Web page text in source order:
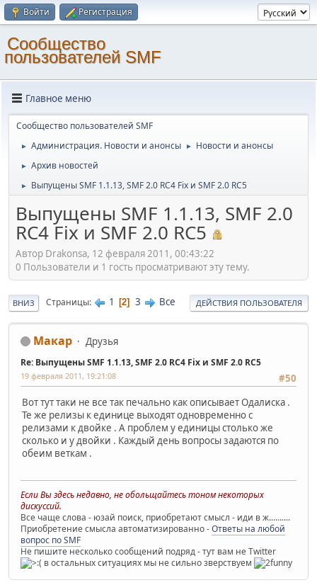
Войти Регистрация
Cообщество
пользователей SMF
Главное меню
Cообщество пользователей SMF
► Администрация. Новости и анонсы ► Новости и анонсы
► Архив новостей
► Выпущены SMF 1.1.13, SMF 2.0 RC4 Fix и SMF 2.0 RC5
Выпущены SMF 1.1.13, SMF 2.0
RC4 Fix и SMF 2.0 RC5
Автор Drakonsa, 12 февраля 2011, 00:43:22
0 Пользователи и 1 гость просматривают эту тему.
ВНИЗ Страницы 1 2 3 Все ДЕЙСТВИЯ ПОЛЬЗОВАТЕЛЯ
Макар Друзья
Re: Выпущены SMF 1.1.13, SMF 2.0 RC4 Fix и SMF 2.0 RC5
#50
19 февраля 2011, 19:21:08
Вот тут таки не все так печально как описывает Одалиска .
Те же релизы к единице выходят одновременно с
релизами к двойке . А проблем у единицы столько же
сколько и у двойки . Каждый день вопросы задаются по
обеим веткам .
Если Вы здесь недавно, не обольщайтесь тоном некоторых
дискуссий.
Все чаще слова - юзай поиск, приобретают смысл - иди в ж..........
Приобретение смысла автоматизированно -Ответы на любой
вопрос по SMF
Не пишите несколько сообщений подряд - тут вам не Twitter
в остальных ситуациях мы не сильно зверствуем